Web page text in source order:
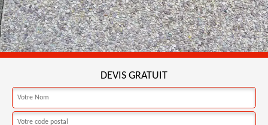
DEVIS GRATUIT